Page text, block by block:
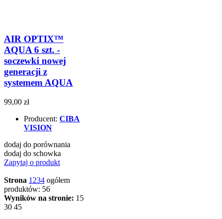
AIR OPTIX™
AQUA 6 szt. -
soczewki nowej
generacji z
systemem AQUA
99,00 zł
Producent: CIBA
VISION
dodaj do porównania
dodaj do schowka
Zapytaj o produkt
Strona 1 234 ogółem
produktów: 56
Wyników na stronie: 15
30 45